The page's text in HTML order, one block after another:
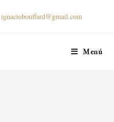
ignaciobouffard@gmail.com
Menú